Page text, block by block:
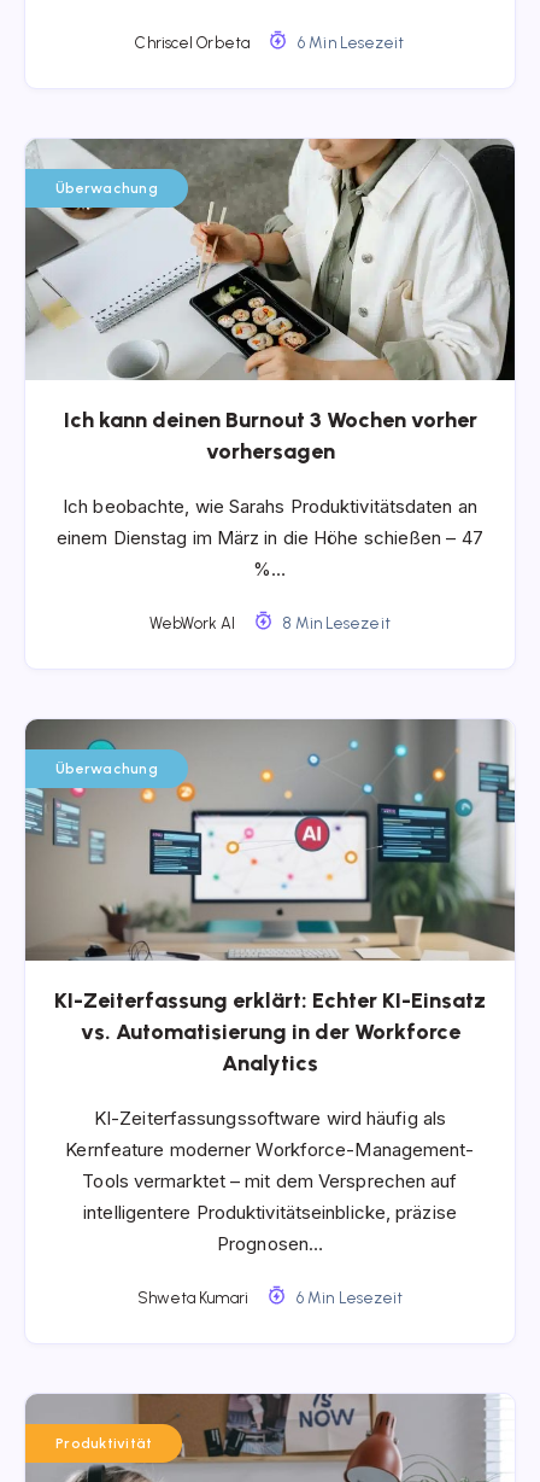
Chriscel Orbeta 6 Min Lesezeit
Überwachung
Ich kann deinen Burnout 3 Wochen vorher
vorhersagen
Ich beobachte, wie Sarahs Produktivitätsdaten an
einem Dienstag im März in die Höhe schießen – 47
%…
WebWork AI 8 Min Lesezeit
Überwachung
KI-Zeiterfassung erklärt: Echter KI-Einsatz
vs. Automatisierung in der Workforce
Analytics
KI-Zeiterfassungssoftware wird häufig als
Kernfeature moderner Workforce-Management-
Tools vermarktet – mit dem Versprechen auf
intelligentere Produktivitätseinblicke, präzise
Prognosen…
Shweta Kumari 6 Min Lesezeit
Produktivität